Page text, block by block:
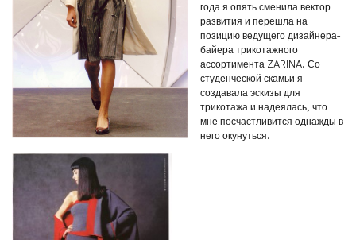
года я опять сменила вектор
развития и перешла на
позицию ведущего дизайнера-
байера трикотажного
ассортимента ZARINA. Со
студенческой скамьи я
создавала эскизы для
трикотажа и надеялась, что
мне посчастливится однажды в
него окунуться.